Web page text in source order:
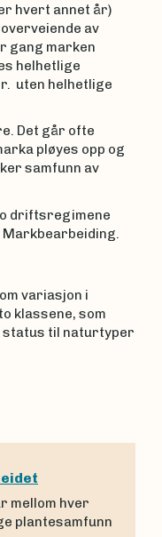
hvert annet år)
av
gang marken
helhetlige
uten helhetlige
Det går ofte
pløyes opp og
samfunn av
driftsregimene
variasjon i
klassene, som
til naturtyper
mellom hver
plantesamfunn